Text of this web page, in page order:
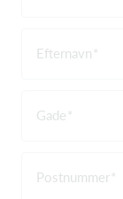
Efternavn
Gade
Postnummer